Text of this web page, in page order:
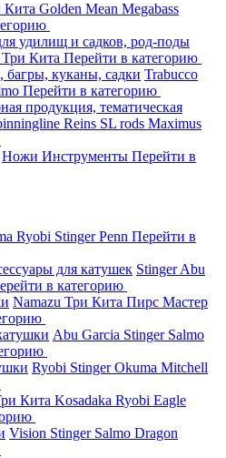
Кита Golden Mean Megabass
удилищ и садков, род-поды
Три Кита Перейти в категорию
куканы, садки Trabucco
Перейти в категорию
продукция, тематическая
Reins SL rods Maximus
Ножи Инструменты Перейти в
Ryobi StingerPenn Перейти в
для катушек StingerAbu
в категорию
Namazu Три Кита Пирс Мастер
Abu Garcia Stinger Salmo
Ryobi StingerOkuma Mitchell
Кита Kosadaka Ryobi Eagle
Vision Stinger Salmo Dragon